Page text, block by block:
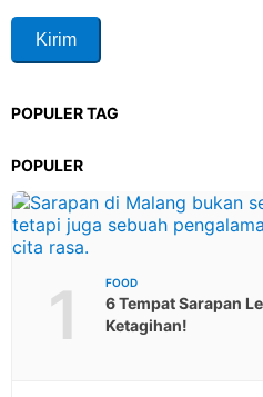
POPULER TAG
POPULER
1 FOOD
6 Tempat Sarapan
Ketagihan!